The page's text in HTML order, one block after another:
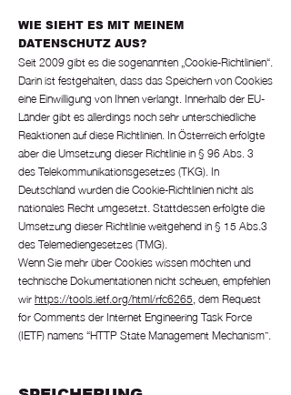
WIE SIEHT ES MIT MEINEM
DATENSCHUTZ AUS?
Seit 2009 gibt es die sogenannten „Cookie-Richtlinien“.
Darin ist festgehalten, dass das Speichern von Cookies
eine Einwilligung von Ihnen verlangt. Innerhalb der EU-
Länder gibt es allerdings noch sehr unterschiedliche
Reaktionen auf diese Richtlinien. In Österreich erfolgte
aber die Umsetzung dieser Richtlinie in § 96 Abs. 3
des Telekommunikationsgesetzes (TKG). In
Deutschland wurden die Cookie-Richtlinien nicht als
nationales Recht umgesetzt. Stattdessen erfolgte die
Umsetzung dieser Richtlinie weitgehend in § 15 Abs.3
des Telemediengesetzes (TMG).
Wenn Sie mehr über Cookies wissen möchten und
technische Dokumentationen nicht scheuen, empfehlen
wirhttps://tools.ietf.org/html/rfc6265, dem Request
for Comments der Internet Engineering Task Force
(IETF) namens “HTTP State Management Mechanism”.